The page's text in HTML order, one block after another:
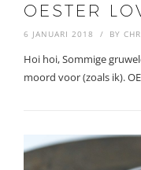
OESTER
6 JANUARI 2018 BY
Hoi hoi, Sommige
moord voor (zoals ik).